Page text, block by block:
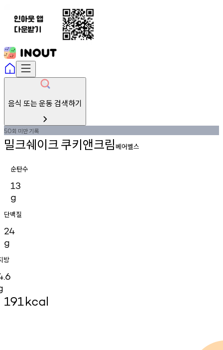
음식 또는 운동 검색하기
50회 미만기록
밀크쉐이크쿠키앤크림 베어벨스
순탄수
13
g
단백질
24
g
방
191kcal